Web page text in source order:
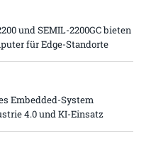
und SEMIL-2200GC bieten
für Edge-Standorte
Embedded-System
4.0 und KI-Einsatz